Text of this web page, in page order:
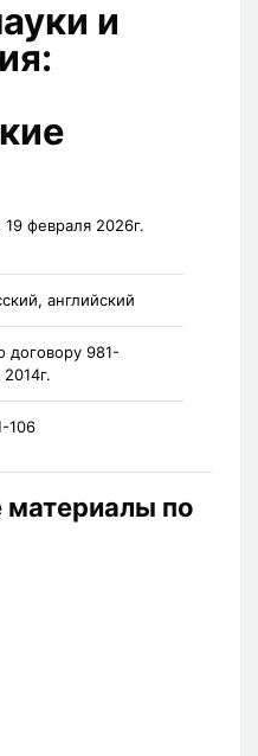
и
19 февраля 2026г.
английский
договору 981-
106
по